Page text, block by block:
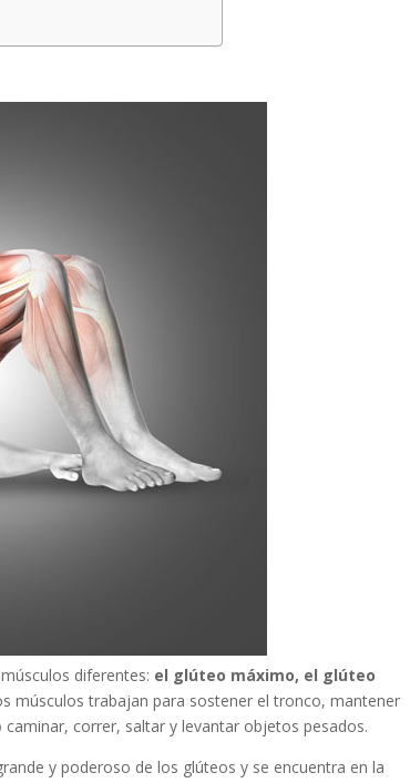
diferentes: el glúteo máximo, el glúteo
músculos trabajan para sostener el tronco, mantener
correr, saltar y levantar objetos pesados.
y poderoso de los glúteos y se encuentra en la